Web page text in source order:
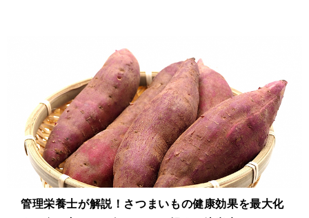
管理栄養士が解説！さつまいもの健康効果を最大化